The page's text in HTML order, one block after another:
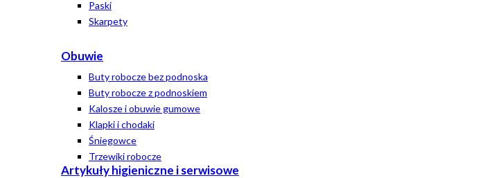
Paski
Skarpety
Obuwie
Buty robocze bez podnoska
Buty robocze z podnoskiem
Kalosze i obuwie gumowe
Klapki i chodaki
Śniegowce
Trzewiki robocze
Artykuły higieniczne i serwisowe